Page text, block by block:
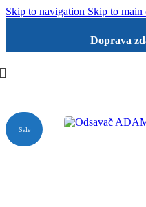
Skip to navigation Skip to main
Doprava
Sale